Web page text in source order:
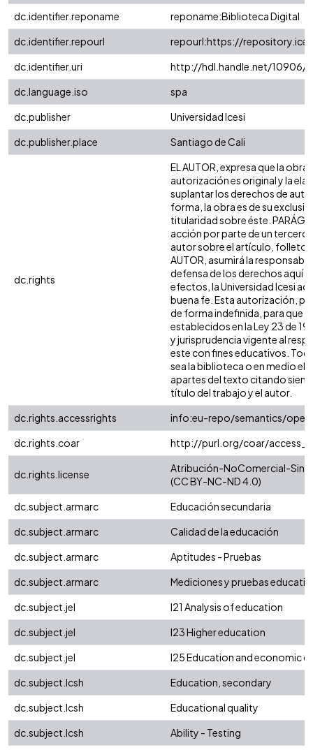
dc.identifier.reponame
reponame:Biblioteca Digital
dc.identifier.repourl
repourl:https://
dc.identifier.uri
http://hdl.handle.net/10906/
dc.language.iso
spa
dc.publisher
Universidad Icesi
dc.publisher.place
Santiago de Cali
dc.rights
EL AUTOR, expresa que la
autorización es original y la
suplantar los derechos de
forma, la obra es de su
titularidad sobre éste.
acción por parte de un tercero
autor sobre el artículo, folleto
AUTOR, asumirá la
defensa de los derechos aquí
efectos, la Universidad Icesi
buena fe. Esta autorización,
de forma indefinida, para que
establecidos en la Ley 23 de
y jurisprudencia vigente al
este con fines educativos.
sea la biblioteca o en medio
apartes del texto citando
título del trabajo y el autor.
dc.rights.accessrights
info:eu-repo/semantics/
dc.rights.coar
http://purl.org/coar/
dc.rights.license
Atribución-NoComercial-
(CC BY-NC-ND 4.0)
dc.subject.armarc
Educación secundaria
dc.subject.armarc
Calidad de la educación
dc.subject.armarc
Aptitudes - Pruebas
dc.subject.armarc
Mediciones y pruebas
dc.subject.jel
I21 Analysis of education
dc.subject.jel
I23 Higher education
dc.subject.jel
I25 Education and economic
dc.subject.lcsh
Education, secondary
dc.subject.lcsh
Educational quality
dc.subject.lcsh
Ability - Testing